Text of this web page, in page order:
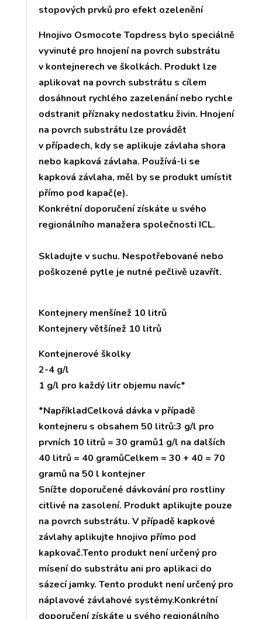
stopových prvků pro efekt ozelenění
Hnojivo Osmocote Topdress bylo speciálně
vyvinuté pro hnojení na povrch substrátu
v kontejnerech ve školkách. Produkt lze
aplikovat na povrch substrátu s cílem
dosáhnout rychlého zazelenání nebo rychle
odstranit příznaky nedostatku živin. Hnojení
na povrch substrátu lze provádět
v případech, kdy se aplikuje závlaha shora
nebo kapková závlaha. Používá-li se
kapková závlaha, měl by se produkt umístit
přímo pod kapač(e).
Konkrétní doporučení získáte u svého
regionálního manažera společnosti ICL.
Skladujte v suchu. Nespotřebované nebo
poškozené pytle je nutné pečlivě uzavřít.
Kontejnery menšínež 10 litrů
Kontejnery většínež 10 litrů
Kontejnerové školky
2-4 g/l
1 g/l pro každý litr objemu navíc*
*NapříkladCelková dávka v případě
kontejneru s obsahem 50 litrů:3 g/l pro
prvních 10 litrů = 30 gramů1 g/l na dalších
40 litrů = 40 gramůCelkem = 30 + 40 = 70
gramů na 50 l kontejner
Snížte doporučené dávkování pro rostliny
citlivé na zasolení. Produkt aplikujte pouze
na povrch substrátu. V případě kapkové
závlahy aplikujte hnojivo přímo pod
kapkovač.Tento produkt není určený pro
mísení do substrátu ani pro aplikaci do
sázecí jamky. Tento produkt není určený pro
náplavové závlahové systémy.Konkrétní
doporučení získáte u svého regionálního